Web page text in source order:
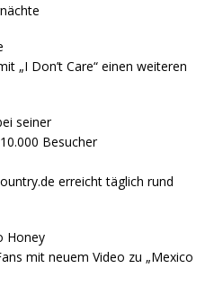
„I Don’t Care“ einen weiteren
erreicht täglich rund
mit neuem Video zu „Mexico